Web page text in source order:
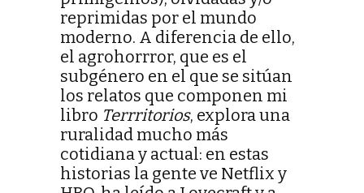
reprimidas por el mundo
moderno. A diferencia de ello,
el agrohorrror, que es el
subgénero en el que se sitúan
los relatos que componen mi
libro Terrritorios, explora una
ruralidad mucho más
cotidiana y actual: en estas
historias la gente ve Netflix y